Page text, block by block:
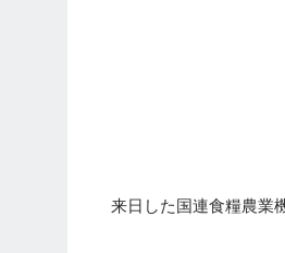
来日した国連食糧農業